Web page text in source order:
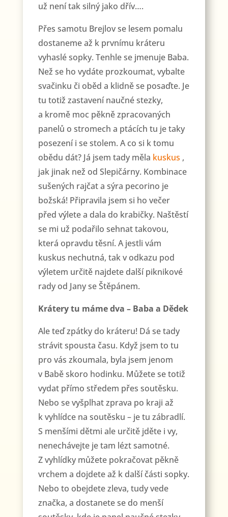
už není tak silný jako dřív….
Přes samotu Brejlov se lesem pomalu
dostaneme až k prvnímu kráteru
vyhaslé sopky. Tenhle se jmenuje Baba.
Než se ho vydáte prozkoumat, vybalte
svačinku či oběd a klidně se posaďte. Je
tu totiž zastavení naučné stezky,
a kromě moc pěkně zpracovaných
panelů o stromech a ptácích tu je taky
posezení i se stolem. A co si k tomu
obědu dát? Já jsem tady měla kuskus ,
jak jinak než od Slepičárny. Kombinace
sušených rajčat a sýra pecorino je
božská! Připravila jsem si ho večer
před výlete a dala do krabičky. Naštěstí
se mi už podařilo sehnat takovou,
která opravdu těsní. A jestli vám
kuskus nechutná, tak v odkazu pod
výletem určitě najdete další piknikové
rady od Jany se Štěpánem.
Krátery tu máme dva – Baba a Dědek
Ale teď zpátky do kráteru! Dá se tady
strávit spousta času. Když jsem to tu
pro vás zkoumala, byla jsem jenom
v Babě skoro hodinku. Můžete se totiž
vydat přímo středem přes soutěsku.
Nebo se vyšplhat zprava po kraji až
k vyhlídce na soutěsku – je tu zábradlí.
S menšími dětmi ale určitě jděte i vy,
nenechávejte je tam lézt samotné.
Z vyhlídky můžete pokračovat pěkně
vrchem a dojdete až k další části sopky.
Nebo to obejdete zleva, tudy vede
značka, a dostanete se do menší